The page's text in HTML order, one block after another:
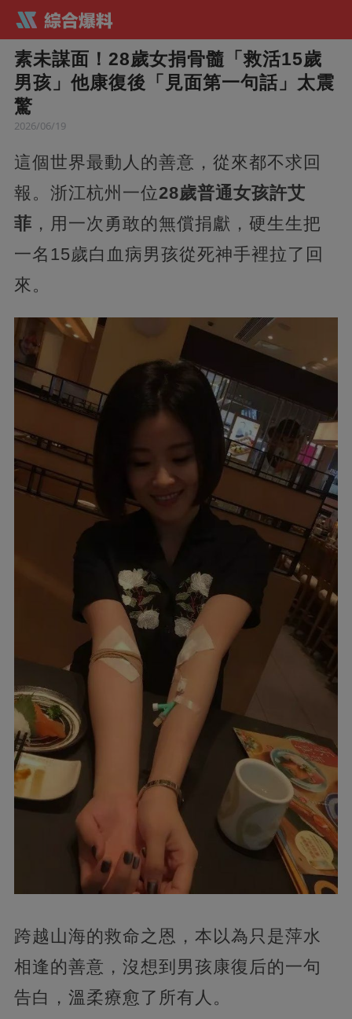
素未謀面！28歲女捐骨髓「救活15歲
男孩」他康復後「見面第一句話」太震
驚
2026/06/19
這個世界最動人的善意，從來都不求回
報。浙江杭州一位28歲普通女孩許艾
菲 ，用一次勇敢的無償捐獻，硬生生把
一名15歲白血病男孩從死神手裡拉了回
來。
跨越山海的救命之恩，本以為只是萍水
相逢的善意，沒想到男孩康復后的一句
告白，溫柔療愈了所有人。